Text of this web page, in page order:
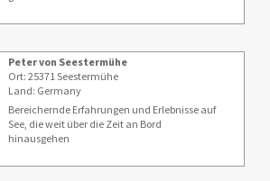
Peter von Seestermühe
Ort: 25371 Seestermühe
Land: Germany
Bereichernde Erfahrungen und Erlebnisse auf
See, die weit über die Zeit an Bord
hinausgehen